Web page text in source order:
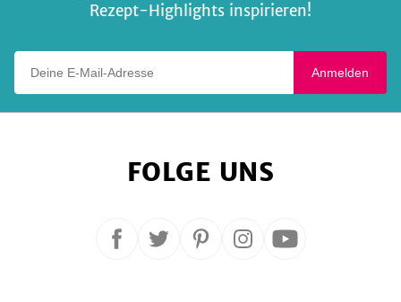
Rezept-Highlights inspirieren!
Anmelden
FOLGE UNS
Folge Folge
Folge Folge Folge